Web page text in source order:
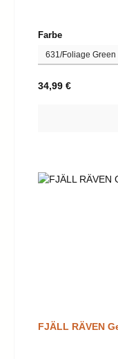
Farbeauswählen
Regulärer Preis:
34,99 €
FJÄLL RÄVEN